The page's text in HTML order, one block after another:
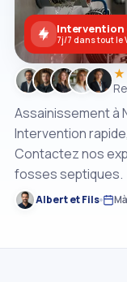
Assainissement à
Intervention
Contactez nos
fosses septiques.
Albert et Fils
Intervention
7j/7 dans tout le